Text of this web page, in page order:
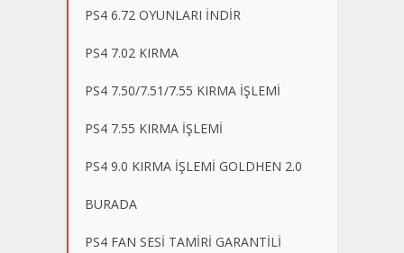
PS4 6.72 OYUNLARI İNDİR
PS4 7.02 KIRMA
PS4 7.50/7.51/7.55 KIRMA İŞLEMİ
PS4 7.55 KIRMA İŞLEMİ
PS4 9.0 KIRMA İŞLEMİ GOLDHEN 2.0
BURADA
PS4 FAN SESİ TAMİRİ GARANTİLİ